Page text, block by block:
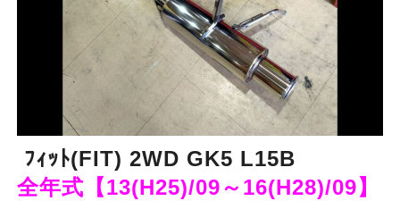
ﾌｨｯﾄ(FIT) 2WD GK5 L15B
全年式【13(H25)/09～16(H28)/09】